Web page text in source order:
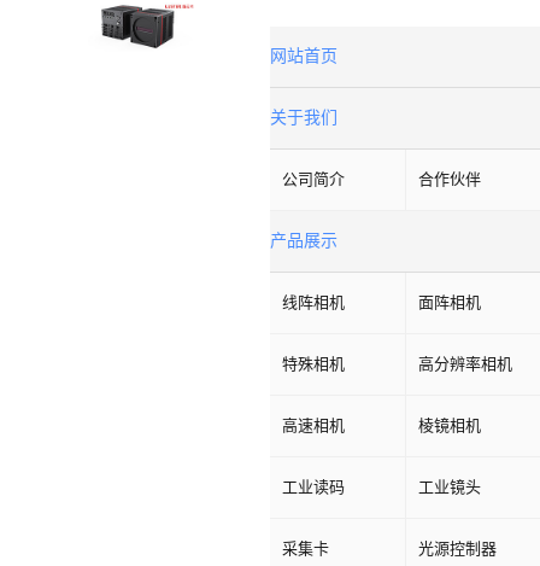
网站首页
关于我们
公司简介 合作伙伴
产品展示
线阵相机 面阵相机
特殊相机 高分辨率相机
高速相机 棱镜相机
工业读码 工业镜头
采集卡 光源控制器